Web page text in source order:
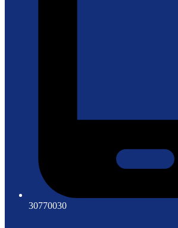
30770030